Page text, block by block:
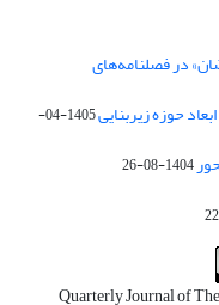
در فصلنامه‌های
حوزه زیربنایی
1405-04-
1404-08-26
Quarterly Journal of